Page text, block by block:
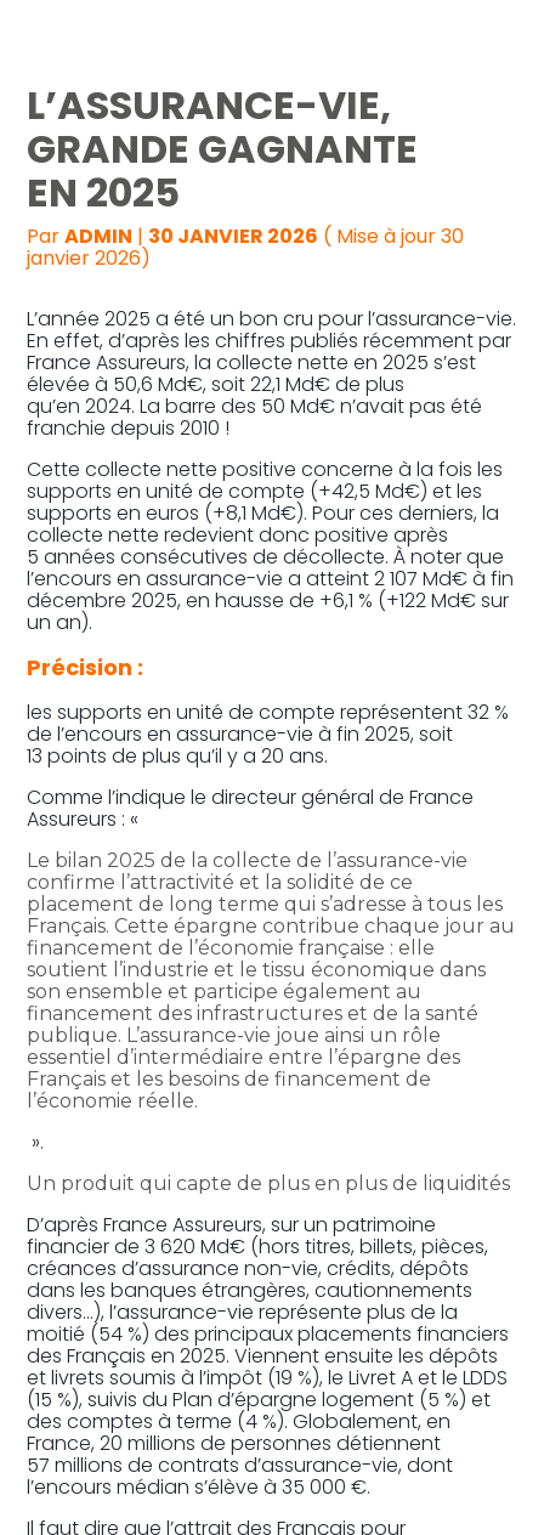
Gestion au quotidien
Pilotage d’entreprise
Audit
L’ASSURANCE-VIE,
GRANDE GAGNANTE
EN 2025
ParADMIN | 30 JANVIER 2026 ( Mise à jour 30
janvier 2026)
L’année 2025 a été un bon cru pour l’assurance-vie.
En effet, d’après les chiffres publiés récemment par
France Assureurs, la collecte nette en 2025 s’est
élevée à 50,6 Md€, soit 22,1 Md€ de plus
qu’en 2024. La barre des 50 Md€ n’avait pas été
franchie depuis 2010 !
Cette collecte nette positive concerne à la fois les
supports en unité de compte (+42,5 Md€) et les
supports en euros (+8,1 Md€). Pour ces derniers, la
collecte nette redevient donc positive après
5 années consécutives de décollecte. À noter que
l’encours en assurance-vie a atteint 2 107 Md€ à fin
décembre 2025, en hausse de +6,1 % (+122 Md€ sur
un an).
Précision :
les supports en unité de compte représentent 32 %
de l’encours en assurance-vie à fin 2025, soit
13 points de plus qu’il y a 20 ans.
Comme l’indique le directeur général de France
Assureurs : «
Le bilan 2025 de la collecte de l’assurance-vie
confirme l’attractivité et la solidité de ce
placement de long terme qui s’adresse à tous les
Français. Cette épargne contribue chaque jour au
financement de l’économie française : elle
soutient l’industrie et le tissu économique dans
son ensemble et participe également au
financement des infrastructures et de la santé
publique. L’assurance-vie joue ainsi un rôle
essentiel d’intermédiaire entre l’épargne des
Français et les besoins de financement de
l’économie réelle.
».
Un produit qui capte de plus en plus de liquidités
D’après France Assureurs, sur un patrimoine
financier de 3 620 Md€ (hors titres, billets, pièces,
créances d’assurance non-vie, crédits, dépôts
dans les banques étrangères, cautionnements
divers…), l’assurance-vie représente plus de la
moitié (54 %) des principaux placements financiers
des Français en 2025. Viennent ensuite les dépôts
et livrets soumis à l’impôt (19 %), le Livret A et le LDDS
(15 %), suivis du Plan d’épargne logement (5 %) et
des comptes à terme (4 %). Globalement, en
France, 20 millions de personnes détiennent
57 millions de contrats d’assurance-vie, dont
l’encours médian s’élève à 35 000 €.
Il faut dire que l’attrait des Français pour